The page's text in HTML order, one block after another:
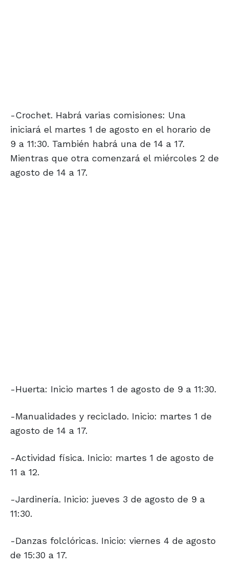
-Crochet. Habrá varias comisiones: Una
iniciará el martes 1 de agosto en el horario de
9 a 11:30. También habrá una de 14 a 17.
Mientras que otra comenzará el miércoles 2 de
agosto de 14 a 17.
-Huerta: Inicio martes 1 de agosto de 9 a 11:30.
-Manualidades y reciclado. Inicio: martes 1 de
agosto de 14 a 17.
-Actividad física. Inicio: martes 1 de agosto de
11 a 12.
-Jardinería. Inicio: jueves 3 de agosto de 9 a
11:30.
-Danzas folclóricas. Inicio: viernes 4 de agosto
de 15:30 a 17.